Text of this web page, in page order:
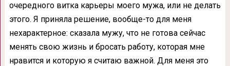
очередного витка карьеры моего мужа, или не делать
этого. Я приняла решение, вообще-то для меня
нехарактерное: сказала мужу, что не готова сейчас
менять свою жизнь и бросать работу, которая мне
нравится и которую я считаю важной. Для меня это